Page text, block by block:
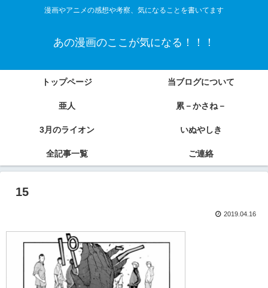
漫画やアニメの感想や考察、気になることを書いてます
あの漫画のここが気になる！！！
トップページ 当ブログについて
亜人 累－かさね－
3月のライオン いぬやしき
全記事一覧 ご連絡
15
2019.04.16